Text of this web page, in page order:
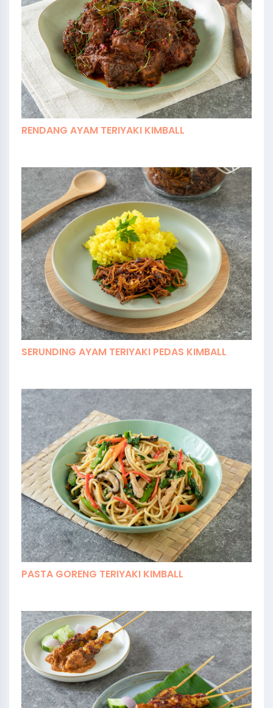
RENDANG AYAM TERIYAKI KIMBALL
SERUNDING AYAM TERIYAKI PEDAS KIMBALL
PASTA GORENG TERIYAKI KIMBALL